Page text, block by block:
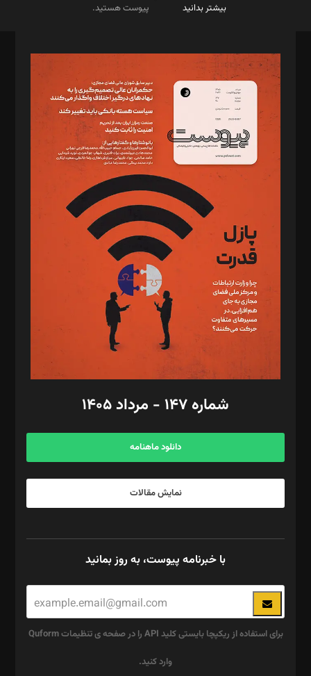
بیشتر بدانید
پیوست هستید.
مدیر مسئول: محمدباقر اثنی‌عشری
سردبیر: مهرک محمودی
دبیر تحریریه: میثم قاسمی
د‌بیر ناداستان: سمانه سمیع
د‌بیر خدمت و تجارت: ابوالفضل رجبی
د‌بیر حقوق فناوری: حسام‌الدین ایپکچی
د‌بیر پیوست جهان: مینا پاکدل
د‌بیر تحریریه آنلاین: بابک نقاش
تحریریه‌: مجتبی محمود‌ی، آرش برهمند، یسنا امان‌پور، سروش کرمیان،
مصطفی مسجدی آرانی، ابوالفضل رجبی، زهرا فکرانه، فائزه فتحی
رستمی،مصطفی باستان
ویرایش: نگار استاد‌‌آقا
طراح یونیفرم: مجید توکلی
فیلمبرداری و عکاسی: امیر شفیعی، مانی لطفی زاده
گرافیک و صفحه‌آرایی: سید‌سبحان‌علی ثابت
مد‌یر توسعه تجاری: کامبیز برید‌
امور مالی: شاپور رهبری، محمد‌ کاظمی‌نیا
آگهی و مشترکین: ۰۹۱۹۹۹۹۰۴۵۴
شماره ۱۴۷ - مرداد ۱۴۰۵
دانلود ماهنامه
نمایش مقالات
با خبرنامه پیوست، به روز بمانید
برای استفاده از ریکپچا بایستی کلید API را در صفحه ی تنظیمات Quform
وارد کنید.